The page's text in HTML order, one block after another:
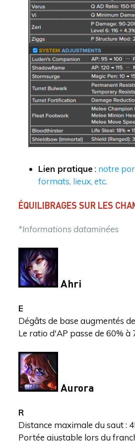
Lien pratique: notre
formats, lieux, etc.
ÉQUILIBRAGES SUR LES
*Informations dataminées
Ahri
E
Dégâts de base augmentés
Le ratio d'AP passe de 60% à
Aurora
R
Distance maximale du saut :
Portée ajustable lors du